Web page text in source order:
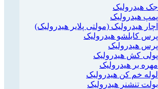
جک هیدرولیک
پمپ هیدرولیک
اچار هیدرولیک (مولتی پلایر هیدرولیک)
پرس کابلشو هیدرولیک
پرس هیدرولیک
پولی کش هیدرولیک
مهره بر هیدرولیک
لوله خم کن هیدرولیک
بولت تنشنر هیدرولیک